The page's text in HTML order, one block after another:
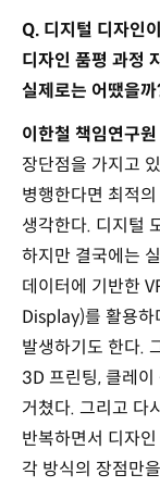
Q. 디지털 디자인
디자인 품평 과정
실제로는 어땠을까
이한철 책임연구원 |
장단점을 가지고
병행한다면 최적
생각한다. 디지털
하지만 결국에는
데이터에 기반한
Display)를 활용하
발생하기도 한다.
3D 프린팅, 클레
거쳤다. 그리고 다
반복하면서 디자
각 방식의 장점만